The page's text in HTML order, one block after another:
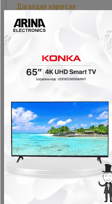
Дагалдах хэрэгсэл
20,000₮